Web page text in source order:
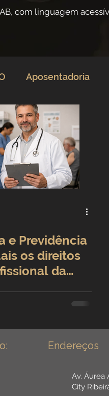
com linguagem
Aposentadoria
Invalidez
e Previdência
os direitos
da
Endereços
Av. Áurea
City